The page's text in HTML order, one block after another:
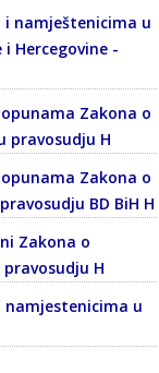
i namještenicima u
Hercegovine -
Zakona o
pravosudju H
Zakona o
BD BiH H
Zakona o
H
namjestenicima u